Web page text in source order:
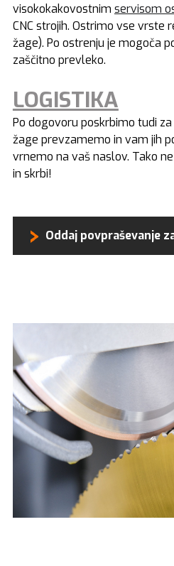
visokokakovostnim servisom
CNC strojih. Ostrimo vse vrste
žage). Po ostrenju je mogoča
zaščitno prevleko.
LOGISTIKA
Po dogovoru poskrbimo tudi
žage prevzamemo in vam jih
vrnemo na vaš naslov. Tako
in skrbi!
Oddaj povpraševanje